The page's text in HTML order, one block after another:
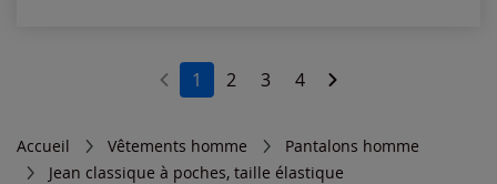
1 2 3 4
Accueil Vêtements homme
Pantalons homme
Jean classique à poches, taille élastique